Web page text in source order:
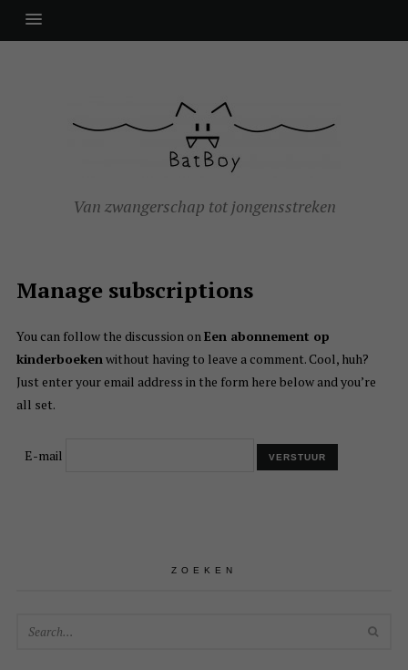
Van zwangerschap tot jongensstreken
Manage subscriptions
You can follow the discussion onEen abonnement op
kinderboekenwithout having to leave a comment. Cool, huh?
Just enter your email address in the form here below and you’re
all set.
E-mail
ZOEKEN